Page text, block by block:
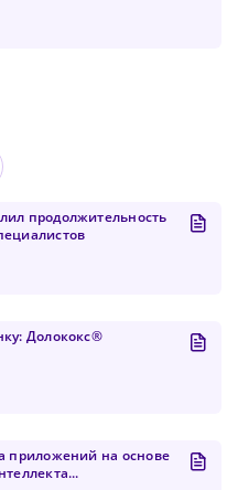
продолжительность
Долококс®
приложений на основе